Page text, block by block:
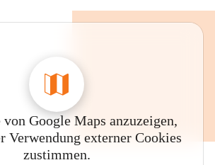
Google Maps anzuzeigen,
Verwendung externer Cookies
zustimmen.